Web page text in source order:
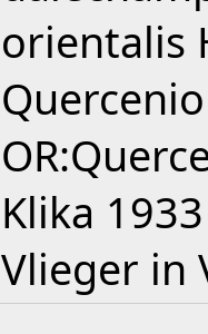
orientalis
Klika
Vlieger in